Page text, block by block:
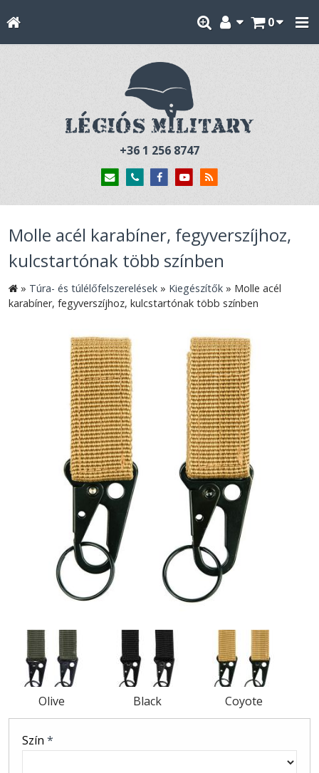
0
+36 1 256 8747
Molle acél karabíner, fegyverszíjhoz,
kulcstartónak több színben
» Túra- és túlélőfelszerelések » Kiegészítők » Molle acél
karabíner, fegyverszíjhoz, kulcstartónak több színben
Olive Black Coyote
Szín *